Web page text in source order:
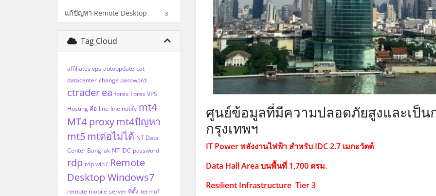
แก้ปัญหา Remote Desktop 3
Tag Cloud
affiliates vps autoupdate cat
datacenter change password
ctraderea forex Forex VPS
Hosting คือ line line notify mt4
MT4 proxymt4ปัญหา
mt5mtต่อไม่ได้ NT Data
Center Bangrak NT IDC password
rdp rdp win7 Remote
Desktop Windows7
remote mobile server ที่ตั้ง termof
ศูนย์ข้อมูลที่มีความปลอดภัยสูงและเป็น
กรุงเทพฯ
IT Power พลังงานไฟฟ้า สำหรับ IDC 2.7 เมกะวัตต์
Data Hall Area บนพื้นที่ 1,700 ตรม.
Resilient Infrastructure Tier 3